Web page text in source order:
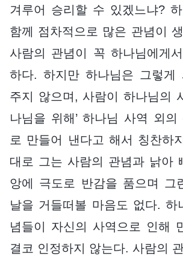
겨루어 승리할 수 있겠느냐?
함께 점차적으로 많은 관념이
사람의 관념이 꼭 하나님에게
하다. 하지만 하나님은 그렇게
주지 않으며, 사람이 하나님의
나님을 위해’ 하나님 사역 외의
로 만들어 낸다고 해서 칭찬하
대로 그는 사람의 관념과 낡아
앙에 극도로 반감을 품으며 그
날을 거들떠볼 마음도 없다. 하
념들이 자신의 사역으로 인해
결코 인정하지 않는다. 사람의